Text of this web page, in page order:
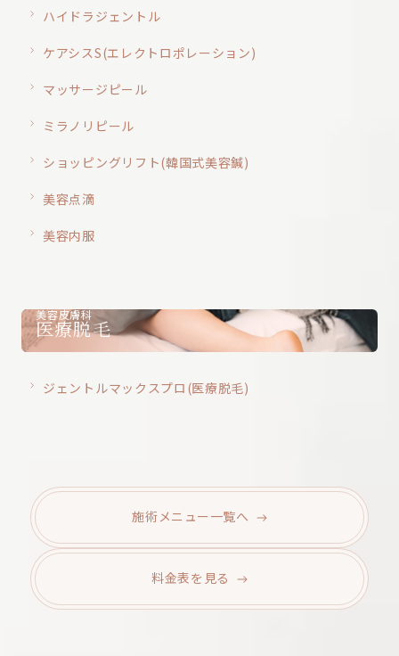
ハイドラジェントル
ケアシスS(エレクトロポレーション)
マッサージピール
ミラノリピール
ショッピングリフト(韓国式美容鍼)
美容点滴
美容内服
美容皮膚科
医療脱毛
ジェントルマックスプロ(医療脱毛)
施術メニュー 一覧へ
料金表を 見る